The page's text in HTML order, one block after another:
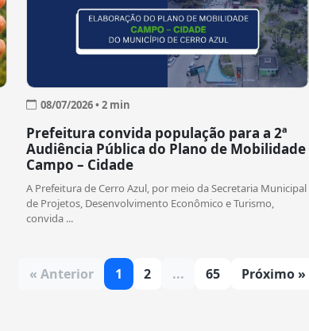
08/07/2026 • 2 min
Prefeitura convida população para a 2ª
Audiência Pública do Plano de Mobilidade
Campo – Cidade
A Prefeitura de Cerro Azul, por meio da Secretaria Municipal
de Projetos, Desenvolvimento Econômico e Turismo,
convida ...
« Anterior 1 2 ... 65 Próximo »